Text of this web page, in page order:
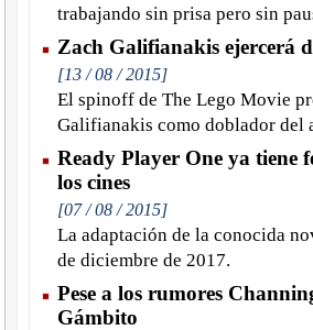
trabajando sin prisa pero sin
Zach Galifianakis ejercerá
[13 / 08 / 2015]
El spinoff de The Lego Movie
Galifianakis como doblador del
Ready Player One ya tiene
los cines
[07 / 08 / 2015]
La adaptación de la conocida
de diciembre de 2017.
Pese a los rumores
Gámbito